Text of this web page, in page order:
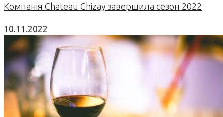
Компанія Chateau Chizay завершила сезон 2022
10.11.2022